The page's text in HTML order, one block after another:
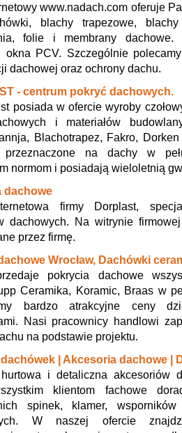
www.nadach.com oferuje
blachy trapezowe,
folie i membrany dachowe.
okna PCV. Szczególnie
dachowej oraz ochrony dachu.
- centrum pokryć dachowych.
posiada w ofercie wyroby
i materiałów
Blachotrapez, Fakro,
na dachy w
normom i posiadają wieloletnią
dachowe
firmy Dorplast,
dachowych. Na witrynie
przez firmę.
Wrocław, Dachówki
pokrycia dachowe
Ceramika, Koramic, Braas w
bardzo atrakcyjne ceny
Nasi pracownicy handlowi
na podstawie projektu.
| Akcesoria dachowe |
i detaliczna akcesoriów
klientom fachowe
spinek, klamer,
W naszej ofercie